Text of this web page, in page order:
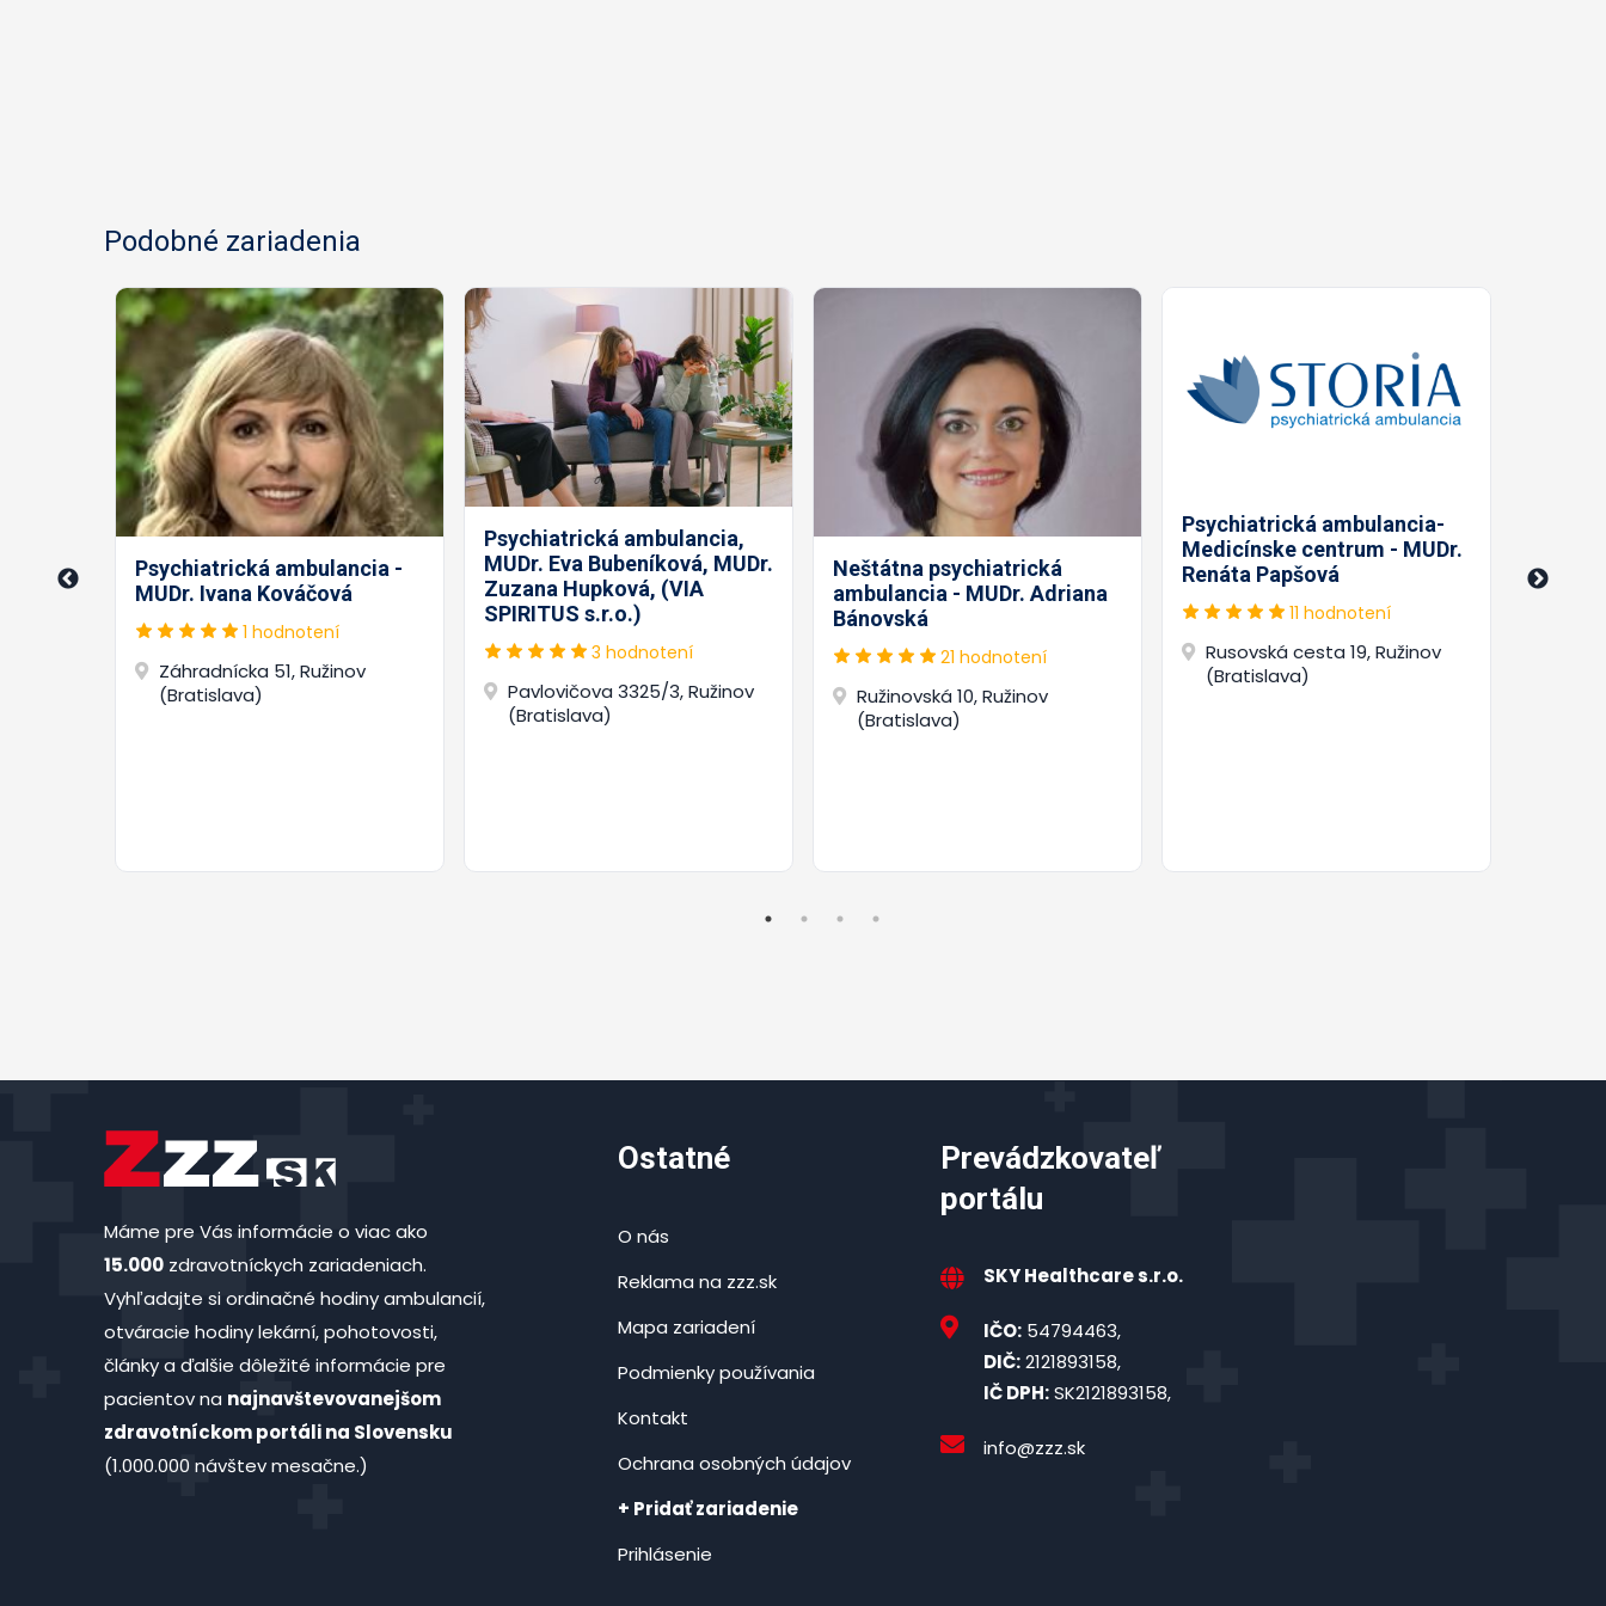
Podobné zariadenia
Psychiatrická ambulancia -
MUDr. Ivana Kováčová
1 hodnotení
Záhradnícka 51, Ružinov
(Bratislava)
Psychiatrická ambulancia,
MUDr. Eva Bubeníková, MUDr.
Zuzana Hupková, (VIA
SPIRITUS s.r.o.)
3 hodnotení
Pavlovičova 3325/3, Ružinov
(Bratislava)
Neštátna psychiatrická
ambulancia - MUDr. Adriana
Bánovská
21 hodnotení
Ružinovská 10, Ružinov
(Bratislava)
Psychiatrická ambulancia-
Medicínske centrum - MUDr.
Renáta Papšová
11 hodnotení
Rusovská cesta 19, Ružinov
(Bratislava)
Máme pre Vás informácie o viac ako
15.000 zdravotníckych zariadeniach.
Vyhľadajte si ordinačné hodiny ambulancií,
otváracie hodiny lekární, pohotovosti,
články a ďalšie dôležité informácie pre
pacientov na najnavštevovanejšom
zdravotníckom portáli na Slovensku
(1.000.000 návštev mesačne.)
Ostatné
O nás
Reklama na zzz.sk
Mapa zariadení
Podmienky používania
Kontakt
Ochrana osobných údajov
+ Pridať zariadenie
Prihlásenie
Prevádzkovateľ
portálu
SKY Healthcare s.r.o.
IČO: 54794463,
DIČ:2121893158,
IČ DPH:SK2121893158,
info@zzz.sk